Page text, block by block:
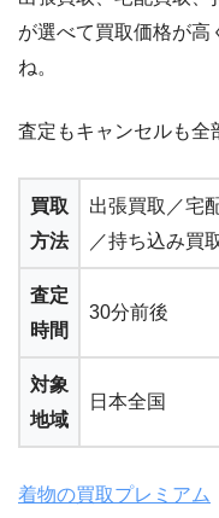
が選べて買取価格が高
ね。
査定もキャンセルも全
買取
方法
出張買取／宅
／持ち込み買
査定
時間
30分前後
対象
地域
日本全国
着物の買取プレミアム